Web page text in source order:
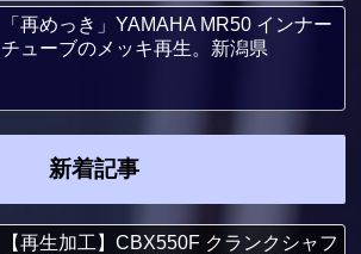
「再めっき」YAMAHA MR50 インナー
チューブのメッキ再生。新潟県
新着記事
【再生加工】CBX550F クランクシャフ